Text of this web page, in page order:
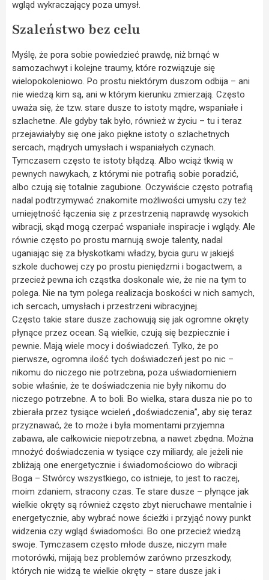
wgląd wykraczający poza umysł.
Szaleństwo bez celu
Myślę, że pora sobie powiedzieć prawdę, niż brnąć w
samozachwyt i kolejne traumy, które rozwiązuje się
wielopokoleniowo. Po prostu niektórym duszom odbija – ani
nie wiedzą kim są, ani w którym kierunku zmierzają. Często
uważa się, że tzw. stare dusze to istoty mądre, wspaniałe i
szlachetne. Ale gdyby tak było, również w życiu – tu i teraz
przejawiałyby się one jako piękne istoty o szlachetnych
sercach, mądrych umysłach i wspaniałych czynach.
Tymczasem często te istoty błądzą. Albo wciąż tkwią w
pewnych nawykach, z którymi nie potrafią sobie poradzić,
albo czują się totalnie zagubione. Oczywiście często potrafią
nadal podtrzymywać znakomite możliwości umysłu czy też
umiejętność łączenia się z przestrzenią naprawdę wysokich
wibracji, skąd mogą czerpać wspaniałe inspiracje i wglądy. Ale
równie często po prostu marnują swoje talenty, nadal
uganiając się za błyskotkami władzy, bycia guru w jakiejś
szkole duchowej czy po prostu pieniędzmi i bogactwem, a
przecież pewna ich cząstka doskonale wie, że nie na tym to
polega. Nie na tym polega realizacja boskości w nich samych,
ich sercach, umysłach i przestrzeni wibracyjnej.
Często takie stare dusze zachowują się jak ogromne okręty
płynące przez ocean. Są wielkie, czują się bezpiecznie i
pewnie. Mają wiele mocy i doświadczeń. Tylko, że po
pierwsze, ogromna ilość tych doświadczeń jest po nic –
nikomu do niczego nie potrzebna, poza uświadomieniem
sobie właśnie, że te doświadczenia nie były nikomu do
niczego potrzebne. A to boli. Bo wielka, stara dusza nie po to
zbierała przez tysiące wcieleń „doświadczenia”, aby się teraz
przyznawać, że to może i była momentami przyjemna
zabawa, ale całkowicie niepotrzebna, a nawet zbędna. Można
mnożyć doświadczenia w tysiące czy miliardy, ale jeżeli nie
zbliżają one energetycznie i świadomościowo do wibracji
Boga – Stwórcy wszystkiego, co istnieje, to jest to raczej,
moim zdaniem, stracony czas. Te stare dusze – płynące jak
wielkie okręty są również często zbyt nieruchawe mentalnie i
energetycznie, aby wybrać nowe ścieżki i przyjąć nowy punkt
widzenia czy wgląd świadomości. Bo one przecież wiedzą
swoje. Tymczasem często młode dusze, niczym małe
motorówki, mijają bez problemów zarówno przeszkody,
których nie widzą te wielkie okręty – stare dusze jak i